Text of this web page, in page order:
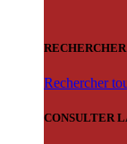
Rechercher
CONSULTER